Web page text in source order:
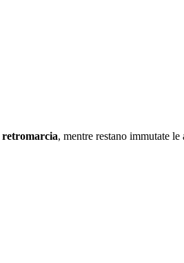
retromarcia, mentre restano immutate